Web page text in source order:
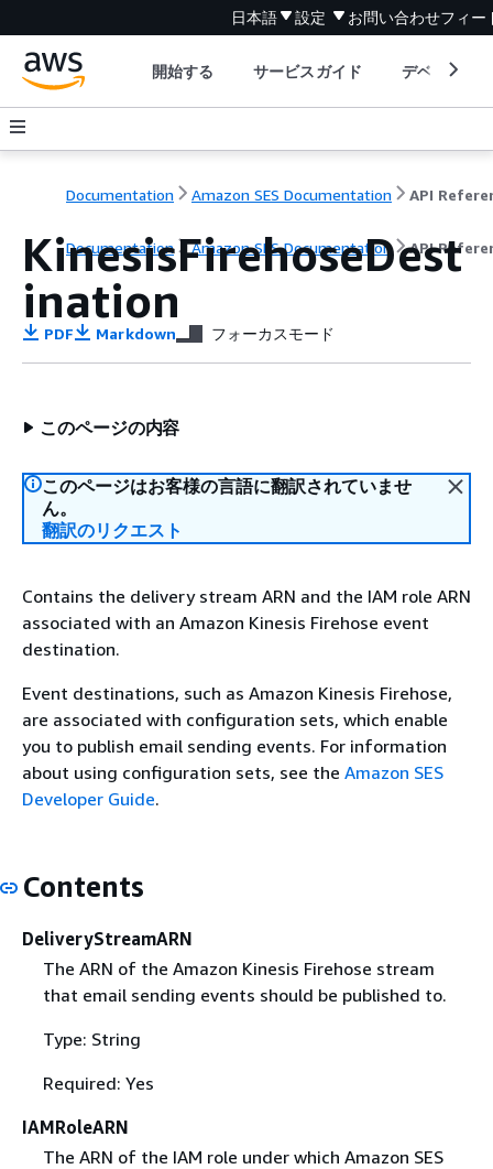
日本語 設定 お問い合わせフィー
開始する サービスガイド デベロッパ
Documentation Amazon SES Documentation API
Documentation Amazon SES Documentation API
KinesisFirehoseDest
ination
PDF Markdown フォーカスモード
このページの内容
このページはお客様の言語に翻訳されていませ
ん。
翻訳のリクエスト
Contains the delivery stream ARN and the IAM role ARN
associated with an Amazon Kinesis Firehose event
destination.
Event destinations, such as Amazon Kinesis Firehose,
are associated with configuration sets, which enable
you to publish email sending events. For information
about using configuration sets, see the Amazon SES
Developer Guide.
Contents
DeliveryStreamARN
The ARN of the Amazon Kinesis Firehose stream
that email sending events should be published to.
Type: String
Required: Yes
IAMRoleARN
The ARN of the IAM role under which Amazon SES